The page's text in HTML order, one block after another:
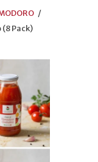
/
Pack)